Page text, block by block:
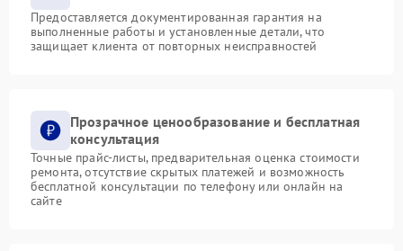
Предоставляется документированная гарантия на
выполненные работы и установленные детали, что
защищает клиента от повторных неисправностей
Прозрачное ценообразование и бесплатная
консультация
Точные прайс-листы, предварительная оценка стоимости
ремонта, отсутствие скрытых платежей и возможность
бесплатной консультации по телефону или онлайн на
сайте